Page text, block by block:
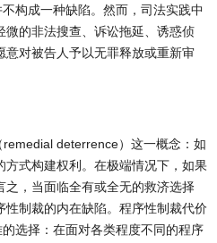
构成一种缺陷。然而，司法实践中
的非法搜查、诉讼拖延、诱惑侦
对被告人予以无罪释放或重新审
remedial deterrence）这一概念：如
式构建权利。在极端情况下，如果
，当面临全有或全无的救济选择
制裁的内在缺陷。程序性制裁代价
选择：在面对各类程度不同的程序